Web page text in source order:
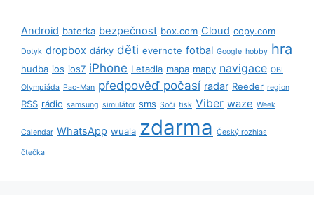
Android baterka bezpečnost box.com Cloud copy.com
Dotyk dropbox dárky děti evernote fotbal Google hobby hra
hudba ios ios7 iPhone Letadla mapa mapy navigace OBI
Olympiáda Pac-Man předpověď počasí radar Reeder region
RSS rádio samsung simulátor sms Soči tisk Viber waze Week
Calendar WhatsApp wuala zdarma Český rozhlas
čtečka